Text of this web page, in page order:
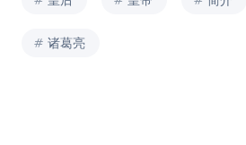
诸葛亮